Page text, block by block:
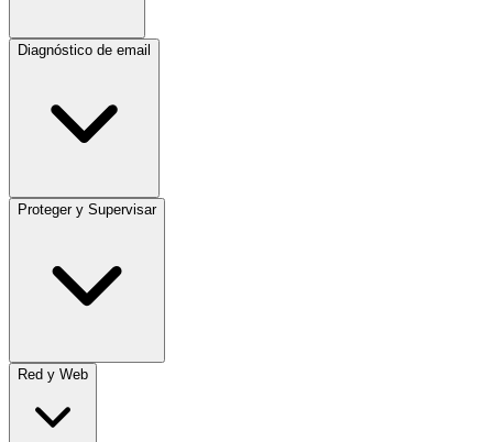
Diagnóstico de email
Proteger y Supervisar
Red y Web